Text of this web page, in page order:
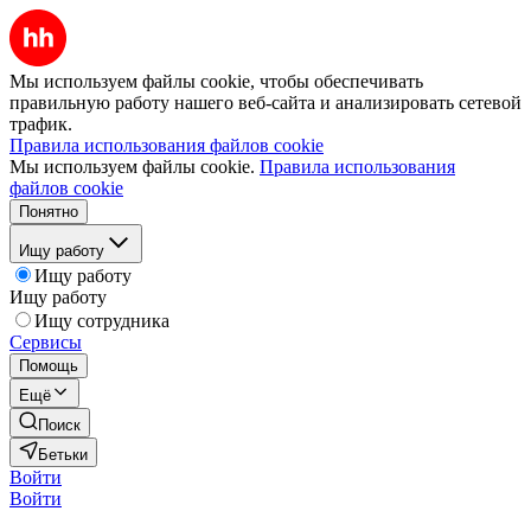
Мы используем файлы cookie, чтобы обеспечивать
правильную работу нашего веб-сайта и анализировать сетевой
трафик.
Правила использования файлов cookie
Мы используем файлы cookie. Правила использования
файлов cookie
Понятно
Ищу работу
Ищу работу
Ищу работу
Ищу сотрудника
Сервисы
Помощь
Ещё
Поиск
Бетьки
Войти
Войти